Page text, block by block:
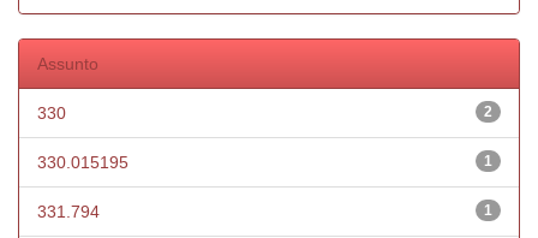
Assunto
2
330
1
330.015195
1
331.794